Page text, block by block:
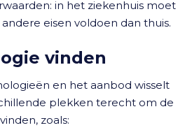
in het ziekenhuis moet
eisen voldoen dan thuis.
vinden
en het aanbod wisselt
plekken terecht om de
zoals: